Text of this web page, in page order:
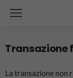
Transazione
La transazione non